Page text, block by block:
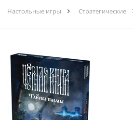
Настольные игры Стратегические